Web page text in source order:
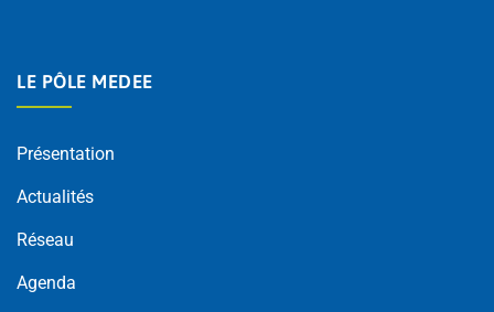
LE PÔLE MEDEE
Présentation
Actualités
Réseau
Agenda